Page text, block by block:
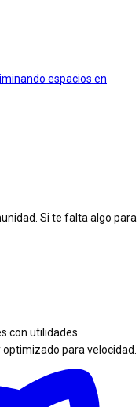
espacios en
Si te falta algo para
con utilidades
para velocidad.